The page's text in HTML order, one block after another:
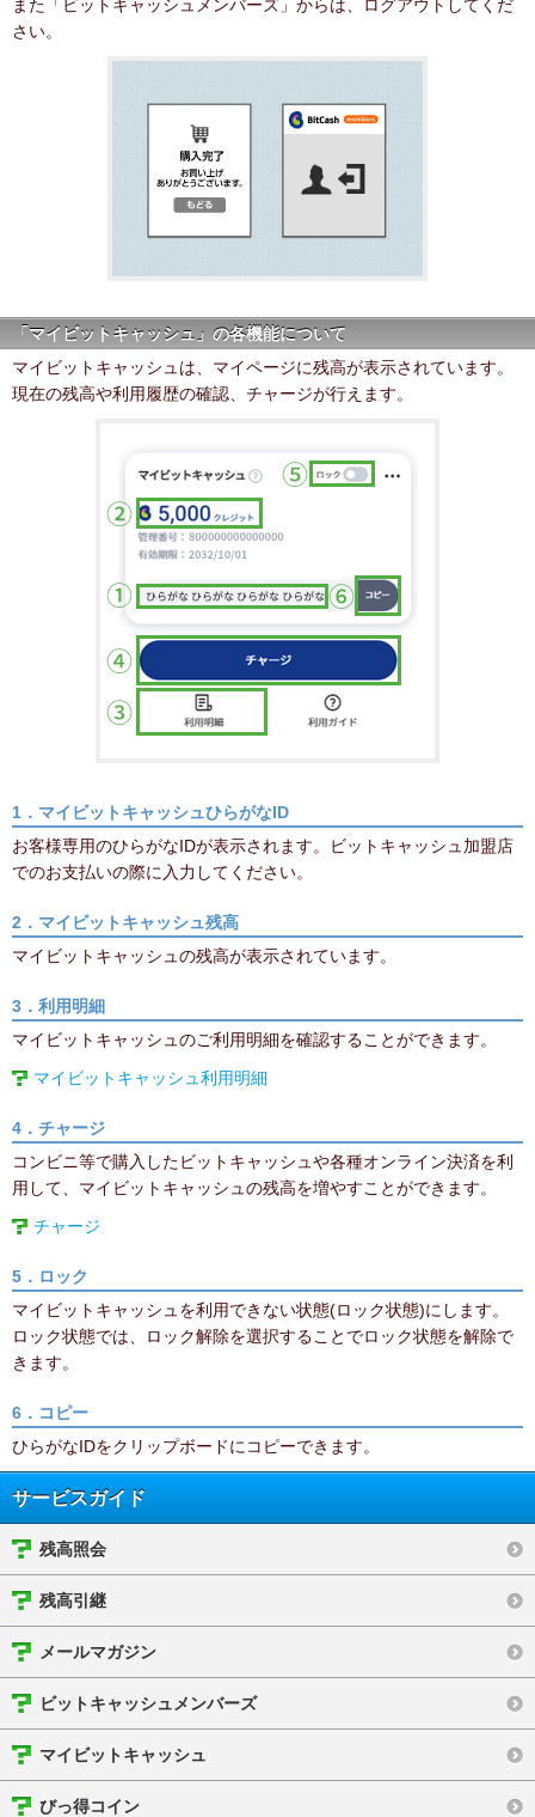
また「ビットキャッシュメンバーズ」からは、ログアウトしてくだ
さい。
「マイビットキャッシュ」の各機能について
マイビットキャッシュは、マイページに残高が表示されています。
現在の残高や利用履歴の確認、チャージが行えます。
1．マイビットキャッシュひらがなID
お客様専用のひらがなIDが表示されます。ビットキャッシュ加盟店
でのお支払いの際に入力してください。
2．マイビットキャッシュ残高
マイビットキャッシュの残高が表示されています。
3．利用明細
マイビットキャッシュのご利用明細を確認することができます。
マイビットキャッシュ利用明細
4．チャージ
コンビニ等で購入したビットキャッシュや各種オンライン決済を利
用して、マイビットキャッシュの残高を増やすことができます。
チャージ
5．ロック
マイビットキャッシュを利用できない状態(ロック状態)にします。
ロック状態では、ロック解除を選択することでロック状態を解除で
きます。
6．コピー
ひらがなIDをクリップボードにコピーできます。
サービスガイド
残高照会
残高引継
メールマガジン
ビットキャッシュメンバーズ
マイビットキャッシュ
びっ得コイン